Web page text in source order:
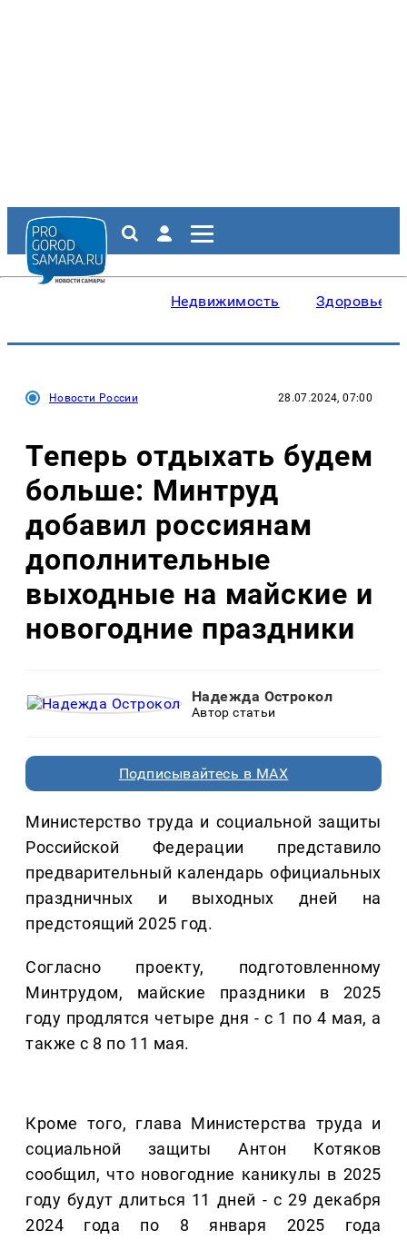
Недвижимость Здоровье
Новости России 28.07.2024, 07:00
Теперь отдыхать будем
больше: Минтруд
добавил россиянам
дополнительные
выходные на майские и
новогодние праздники
Надежда Острокол
Автор статьи
Подписывайтесь в MAX
Министерство труда и социальной защиты
Российской Федерации представило
предварительный календарь официальных
праздничных и выходных дней на
предстоящий 2025 год.
Согласно проекту, подготовленному
Минтрудом, майские праздники в 2025
году продлятся четыре дня - с 1 по 4 мая, а
также с 8 по 11 мая.
Кроме того, глава Министерства труда и
социальной защиты Антон Котяков
сообщил, что новогодние каникулы в 2025
году будут длиться 11 дней - с 29 декабря
2024 года по 8 января 2025 года